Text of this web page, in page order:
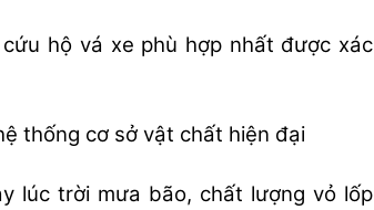
hộ vá xe phù hợp nhất được xác
thống cơ sở vật chất hiện đại
lúc trời mưa bão, chất lượng vỏ lốp